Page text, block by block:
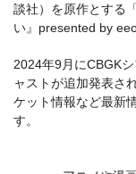
談社）を原作とする
い』presented by
2024年9月にCBGK
ャストが追加発表さ
ケット情報など最新
す。